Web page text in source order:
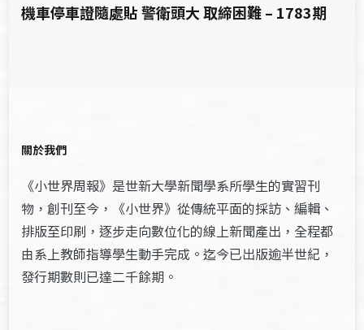
機車停車證隨處貼 警衛頭大 取締困難 – 1783期
關於我們
《小世界周報》是世新大學新聞學系所學生的實習刊
物，創刊至今，《小世界》從傳統平面的採訪、編輯、
排版至印刷，逐步走向數位化的線上新聞產出，全程都
由系上教師指導學生動手完成。迄今已出版逾半世紀，
發行期數則已達二千餘期。